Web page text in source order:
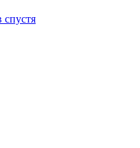
спустя